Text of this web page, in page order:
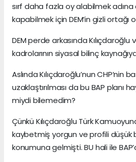
sırf daha fazla oy alabilmek adına
kapabilmek için DEM’in gizli ortağı
DEM perde arkasında
kadrolarının siyasal bilinç
Aslında Kılıçdaroğlu’nun CHP’nin
uzaklaştırılması da bu BAP planı
miydi bilemedim?
Çünkü Kılıçdaroğlu Türk
kaybetmiş yorgun ve profili düşük
konumuna gelmişti. BU hali ile